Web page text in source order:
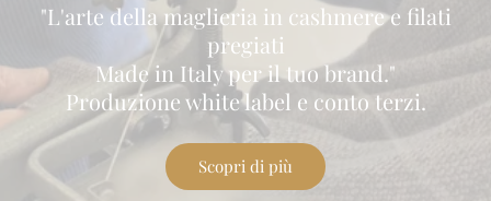
"L'arte della maglieria in cashmere e filati
pregiati
Made in Italy per il tuo brand."
Produzione white label e conto terzi.
Scopri di più